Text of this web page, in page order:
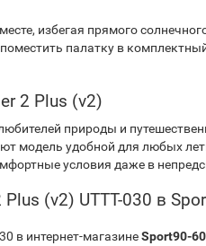
избегая прямого
палатку в
2 Plus (v2)
природы и
модель удобной для любых
условия даже в
(v2) UTTT-030 в
в интернет-магазинеSport90-